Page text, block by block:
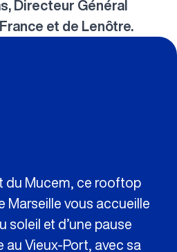
Directeur Général
et de Lenôtre.
du Mucem, ce rooftop
Marseille vous accueille
soleil et d’une pause
au Vieux-Port, avec sa